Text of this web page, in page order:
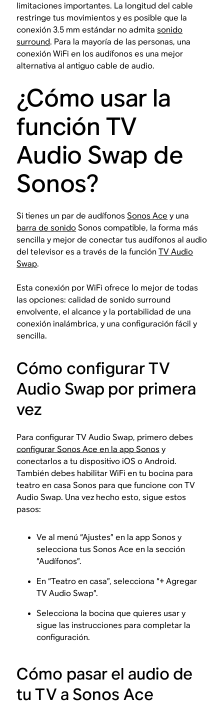
limitaciones importantes. La longitud del cable
restringe tus movimientos y es posible que la
conexión 3.5 mm estándar no admitasonido
surround. Para la mayoría de las personas, una
conexión WiFi en los audífonos es una mejor
alternativa al antiguo cable de audio.
¿Cómo usar la
función TV
Audio Swap de
Sonos?
Si tienes un par de audífonosSonos Ace y una
barra de sonidoSonos compatible, la forma más
sencilla y mejor de conectar tus audífonos al audio
del televisor es a través de la funciónTV Audio
Swap.
Esta conexión por WiFi ofrece lo mejor de todas
las opciones: calidad de sonido surround
envolvente, el alcance y la portabilidad de una
conexión inalámbrica, y una configuración fácil y
sencilla.
Cómo configurar TV
Audio Swap por primera
vez
Para configurar TV Audio Swap, primero debes
configurar Sonos Ace en la app Sonosy
conectarlos a tu dispositivo iOS o Android.
También debes habilitar WiFi en tu bocina para
teatro en casa Sonos para que funcione con TV
Audio Swap. Una vez hecho esto, sigue estos
pasos:
Ve al menú “Ajustes” en la app Sonos y
selecciona tus Sonos Ace en la sección
“Audífonos”.
En “Teatro en casa”, selecciona “+ Agregar
TV Audio Swap”.
Selecciona la bocina que quieres usar y
sigue las instrucciones para completar la
configuración.
Cómo pasar el audio de
tu TV a Sonos Ace